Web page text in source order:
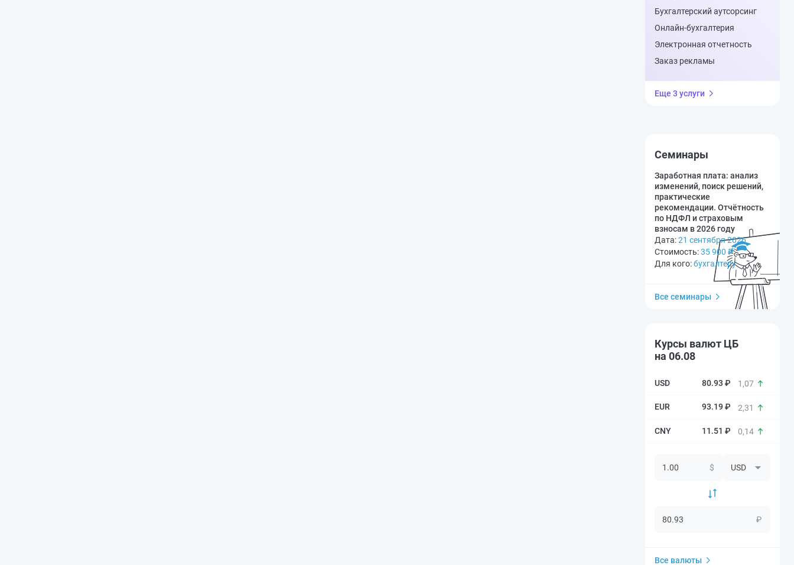
Бухгалтерский аутсорсинг
Онлайн-бухгалтерия
Электронная отчетность
Заказ рекламы
Еще 3 услуги
Семинары
Заработная плата: анализ
изменений, поиск решений,
практические
рекомендации. Отчётность
по НДФЛ и страховым
взносам в 2026 году
Дата:21 сентября 2026
Стоимость:35 900 ₽
Для кого:бухгалтеру
Все семинары
Курсы валют ЦБ
на 06.08
80.93 ₽ 1,07
93.19 ₽ 2,31
11.51 ₽ 0,14
$
₽
Все валюты